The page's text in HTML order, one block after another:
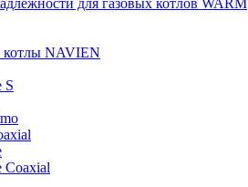
для газовых котлов WARM
котлы NAVIEN
S
Coaxial